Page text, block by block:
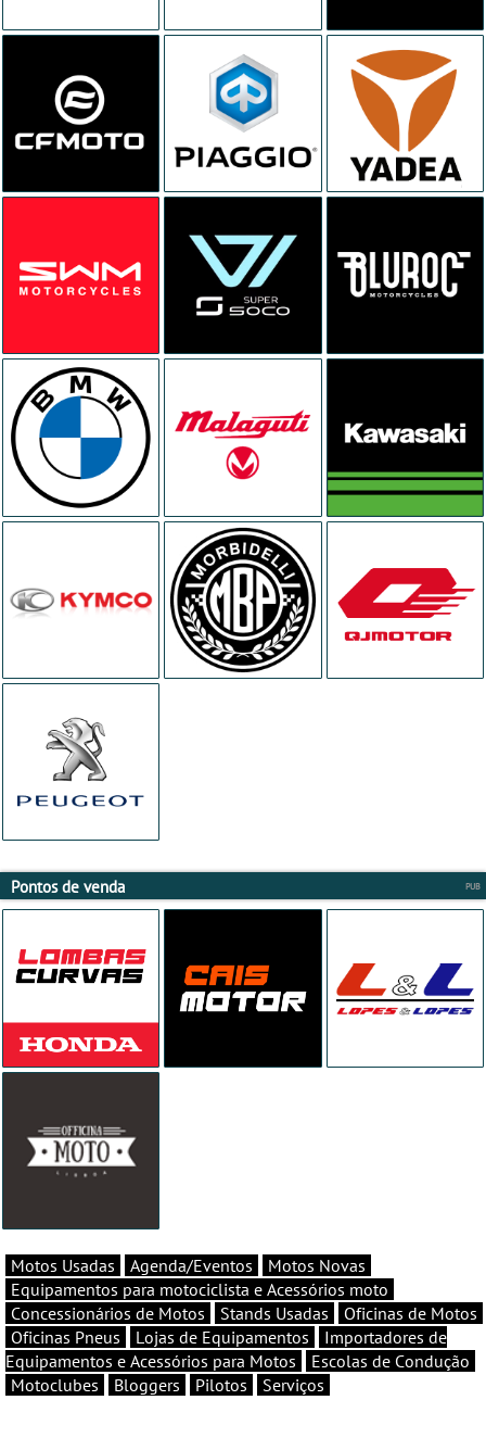
Pontos de venda
Motos Usadas Agenda/Eventos
Motos Novas
Equipamentos para motociclista e Acessórios moto
Concessionários de Motos
Stands Usadas
Oficinas de Motos
Oficinas Pneus
Lojas de Equipamentos
Importadores de
Equipamentos e Acessórios para Motos
Escolas de Condução
Motoclubes
Bloggers Pilotos Serviços